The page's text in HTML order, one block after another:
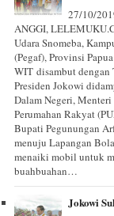
27/10/
ANGGI,
Udara Snomeba,
(Pegaf), Provinsi
WIT disambut dengan
Presiden Jokowi
Dalam Negeri,
Perumahan Rakyat
Bupati Pegunungan
menuju Lapangan
menaiki mobil untuk
buahbuahan…
Jokowi